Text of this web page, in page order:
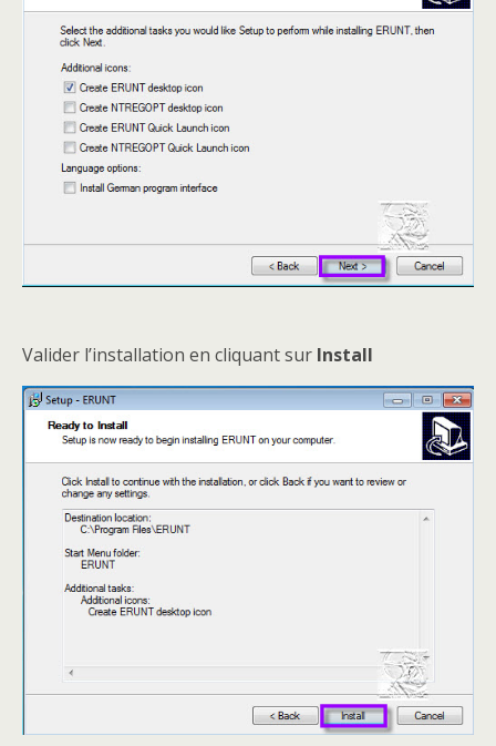
Valider l’installation en cliquant sur Install